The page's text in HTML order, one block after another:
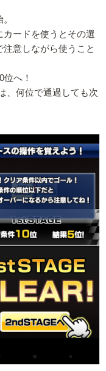
ードを使うとその選
意しながら使うこと
へ！
、何位で通過しても次